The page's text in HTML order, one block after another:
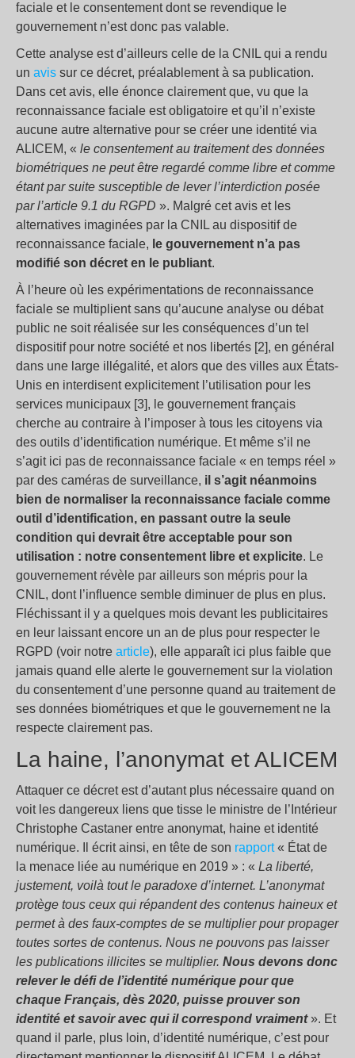
faciale et le consentement dont se revendique le
gouvernement n’est donc pas valable.
Cette analyse est d’ailleurs celle de la CNIL qui a rendu
un avis sur ce décret, préalablement à sa publication.
Dans cet avis, elle énonce clairement que, vu que la
reconnaissance faciale est obligatoire et qu’il n’existe
aucune autre alternative pour se créer une identité via
ALICEM, « le consentement au traitement des données
biométriques ne peut être regardé comme libre et comme
étant par suite susceptible de lever l’interdiction posée
par l’article 9.1 du RGPD ». Malgré cet avis et les
alternatives imaginées par la CNIL au dispositif de
reconnaissance faciale, le gouvernement n’a pas
modifié son décret en le publiant.
À l’heure où les expérimentations de reconnaissance
faciale se multiplient sans qu’aucune analyse ou débat
public ne soit réalisée sur les conséquences d’un tel
dispositif pour notre société et nos libertés [2], en général
dans une large illégalité, et alors que des villes aux États-
Unis en interdisent explicitement l’utilisation pour les
services municipaux [3], le gouvernement français
cherche au contraire à l’imposer à tous les citoyens via
des outils d’identification numérique. Et même s’il ne
s’agit ici pas de reconnaissance faciale « en temps réel »
par des caméras de surveillance, il s’agit néanmoins
bien de normaliser la reconnaissance faciale comme
outil d’identification, en passant outre la seule
condition qui devrait être acceptable pour son
utilisation : notre consentement libre et explicite. Le
gouvernement révèle par ailleurs son mépris pour la
CNIL, dont l’influence semble diminuer de plus en plus.
Fléchissant il y a quelques mois devant les publicitaires
en leur laissant encore un an de plus pour respecter le
RGPD (voir notre article), elle apparaît ici plus faible que
jamais quand elle alerte le gouvernement sur la violation
du consentement d’une personne quand au traitement de
ses données biométriques et que le gouvernement ne la
respecte clairement pas.
La haine, l’anonymat et ALICEM
Attaquer ce décret est d’autant plus nécessaire quand on
voit les dangereux liens que tisse le ministre de l’Intérieur
Christophe Castaner entre anonymat, haine et identité
numérique. Il écrit ainsi, en tête de son rapport« État de
la menace liée au numérique en 2019 » : « La liberté,
justement, voilà tout le paradoxe d’internet. L’anonymat
protège tous ceux qui répandent des contenus haineux et
permet à des faux-comptes de se multiplier pour propager
toutes sortes de contenus. Nous ne pouvons pas laisser
les publications illicites se multiplier. Nous devons donc
relever le défi de l’identité numérique pour que
chaque Français, dès 2020, puisse prouver son
identité et savoir avec qui il correspond vraiment». Et
quand il parle, plus loin, d’identité numérique, c’est pour